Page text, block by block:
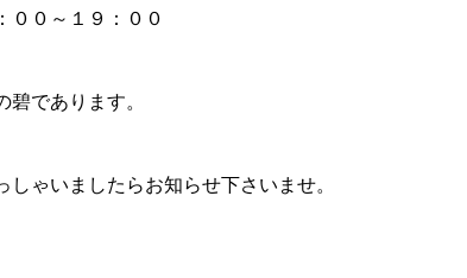
０～１９：００
であります。
ゃいましたらお知らせ下さいませ。